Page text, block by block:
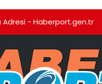
Adresi - Haberport.gen.tr